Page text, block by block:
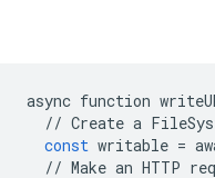
async function
// Create a
const writable =
// Make an HTTP